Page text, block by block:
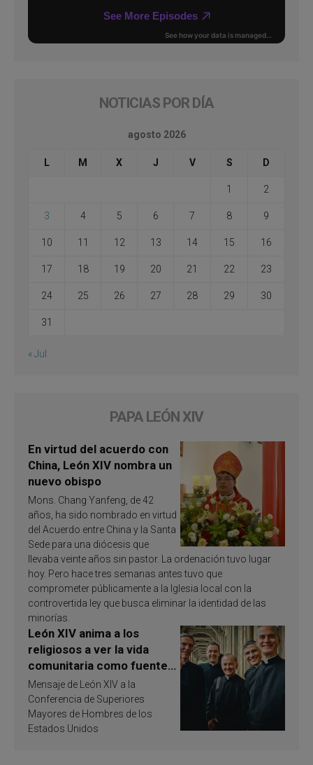
NOTICIAS POR DÍA
agosto 2026
L M X J V S D
1 2
3 4 5 6 7 8 9
10 11 12 13 14 15 16
17 18 19 20 21 22 23
24 25 26 27 28 29 30
31
« Jul
PAPA LEÓN XIV
En virtud del acuerdo con
China, León XIV nombra un
nuevo obispo
Mons. Chang Yanfeng, de 42
años, ha sido nombrado en virtud
del Acuerdo entre China y la Santa
Sede para una diócesis que
llevaba veinte años sin pastor. La ordenación tuvo lugar
hoy. Pero hace tres semanas antes tuvo que
comprometer públicamente a la Iglesia local con la
controvertida ley que busca eliminar la identidad de las
minorías.
León XIV anima a los
religiosos a ver la vida
comunitaria como fuente
de inspiración y
santificación
Mensaje de León XIV a la
Conferencia de Superiores
Mayores de Hombres de los
Estados Unidos